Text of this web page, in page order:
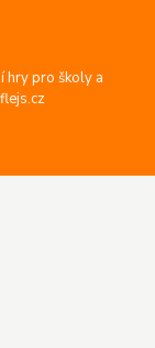
hry pro školy a